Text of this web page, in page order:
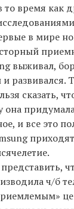
то время как
в мире
выживал,
развивался.
сказать,
она
и все это
ч/б